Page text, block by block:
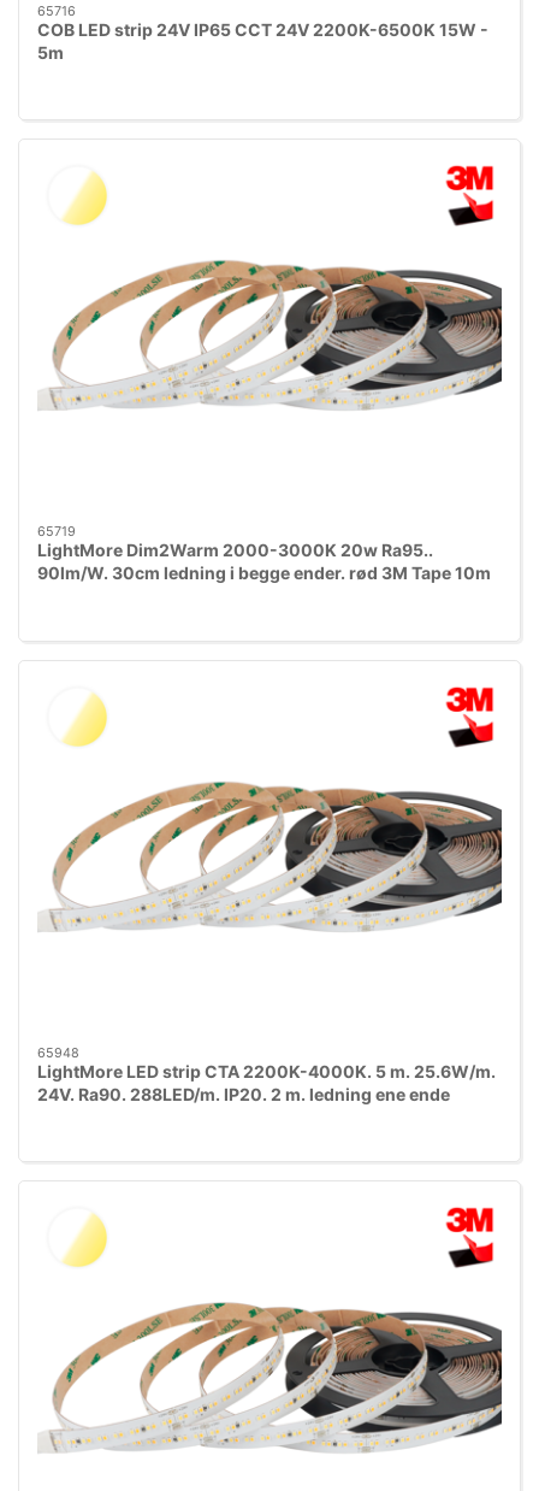
65716
COB LED strip 24V IP65 CCT 24V 2200K-6500K 15W -
5m
65719
LightMore Dim2Warm 2000-3000K 20w Ra95..
90lm/W. 30cm ledning i begge ender. rød 3M Tape 10m
65948
LightMore LED strip CTA 2200K-4000K. 5 m. 25.6W/m.
24V. Ra90. 288LED/m. IP20. 2 m. ledning ene ende